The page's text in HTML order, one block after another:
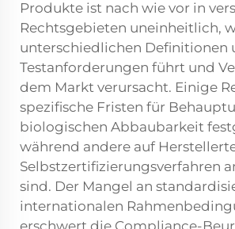
Produkte ist nach wie vor in
Rechtsgebieten uneinheitlich,
unterschiedlichen Definitionen
Testanforderungen führt und
dem Markt verursacht. Einige
spezifische Fristen für
biologischen Abbaubarkeit
während andere auf
Selbstzertifizierungsverfahren
sind. Der Mangel an
internationalen
erschwert die Compliance-